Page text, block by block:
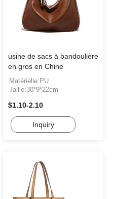
usine de sacs à bandoulière
en gros en Chine
Matérielle:PU
Taille:30*9*22cm
$1.10-2.10
Inquiry